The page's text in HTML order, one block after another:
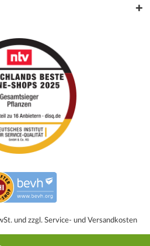
und zzgl. Service- und Versandkosten